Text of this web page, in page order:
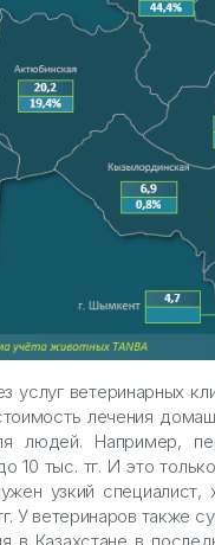
услуг ветеринарных
лечения
людей. Например,
10 тыс. тг. И это
узкий
У ветеринаров также